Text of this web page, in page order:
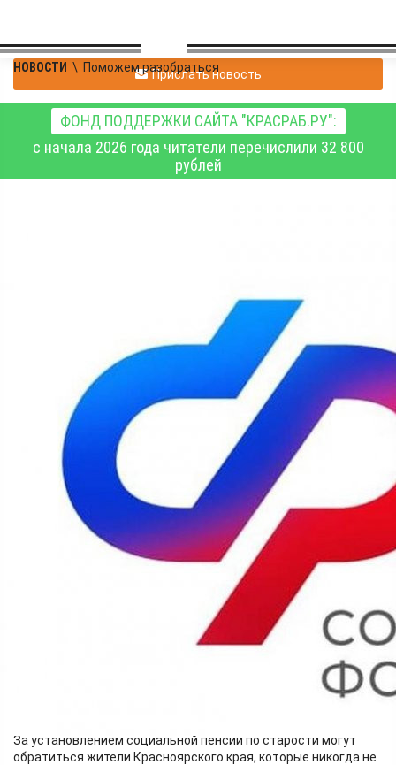
НОВОСТИ \ Поможем разобраться
Прислать новость
ФОНД ПОДДЕРЖКИ САЙТА "КРАСРАБ.РУ":
с начала 2026 года читатели перечислили 32 800
рублей
Поможем разобраться
02.04.2024 06:08
6792
С 1 апреля 2024 года отделение Социального фонда России
проиндексировало социальные пенсии и пенсии по
государственному пенсионному обеспечению на 7,5
В Красноярском крае пенсии по государственному
Социальная пенсия не зависит от трудового стажа и
За установлением социальной пенсии по старости могут
обратиться жители Красноярского края, которые никогда не